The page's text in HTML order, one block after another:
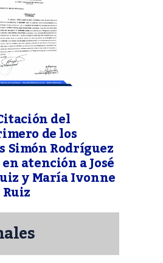
del
de los
Simón Rodríguez
atención a José
y María Ivonne